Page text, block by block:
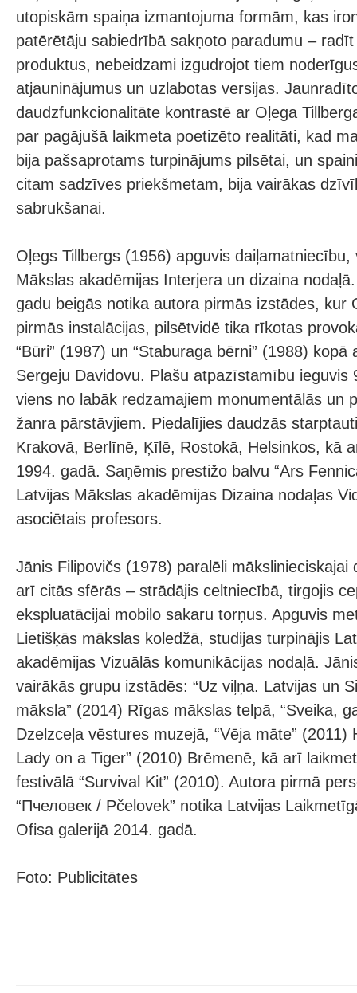
utopiskām spaiņa izmantojuma formām, kas
patērētāju sabiedrībā sakņoto paradumu –
produktus, nebeidzami izgudrojot tiem
atjauninājumus un uzlabotas versijas.
daudzfunkcionalitāte kontrastē ar Oļega
par pagājušā laikmeta poetizēto realitāti, kad
bija pašsaprotams turpinājums pilsētai, un
citam sadzīves priekšmetam, bija vairākas
sabrukšanai.
Oļegs Tillbergs (1956) apguvis
Mākslas akadēmijas Interjera un dizaina
gadu beigās notika autora pirmās izstādes, kur
pirmās instalācijas, pilsētvidē tika rīkotas
“Būri” (1987) un “Staburaga bērni” (1988)
Sergeju Davidovu. Plašu atpazīstamību ieguvis
viens no labāk redzamajiem monumentālās un
žanra pārstāvjiem. Piedalījies daudzās
Krakovā, Berlīnē, Ķīlē, Rostokā, Helsinkos, kā
1994. gadā. Saņēmis prestižo balvu “Ars
Latvijas Mākslas akadēmijas Dizaina nodaļas
asociētais profesors.
Jānis Filipovičs (1978) paralēli mākslinieciskajai
arī citās sfērās – strādājis celtniecībā, tirgojis
ekspluatācijai mobilo sakaru torņus. Apguvis
Lietišķās mākslas koledžā, studijas turpinājis
akadēmijas Vizuālās komunikācijas nodaļā.
vairākās grupu izstādēs: “Uz viļņa. Latvijas un
māksla” (2014) Rīgas mākslas telpā, “Sveika,
Dzelzceļa vēstures muzejā, “Vēja māte” (2011)
Lady on a Tiger” (2010) Brēmenē, kā arī
festivālā “Survival Kit” (2010). Autora pirmā
“Пчеловек / Pčelovek” notika Latvijas
Ofisa galerijā 2014. gadā.
Foto: Publicitātes